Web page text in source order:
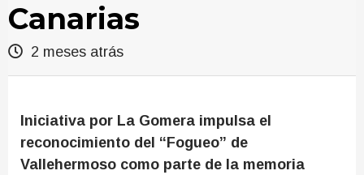
Canarias
2 meses atrás
Iniciativa por La Gomera impulsa el
reconocimiento del “Fogueo” de
Vallehermoso como parte de la memoria